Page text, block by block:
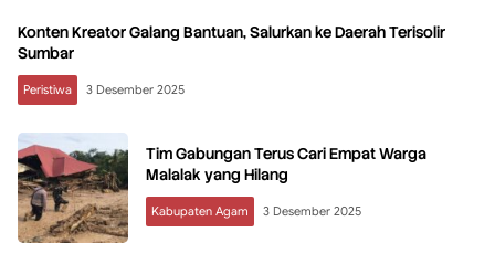
Konten Kreator Galang Bantuan, Salurkan ke Daerah Terisolir
Sumbar
Peristiwa 3 Desember 2025
Tim Gabungan Terus Cari Empat Warga
Malalak yang Hilang
Kabupaten Agam 3 Desember 2025